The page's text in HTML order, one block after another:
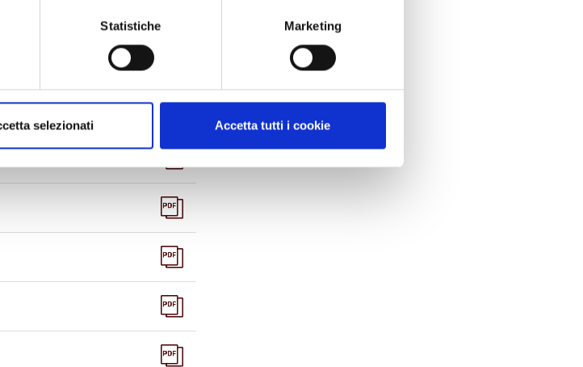
Statistiche Marketing
selezionati Accetta tutti i cookie